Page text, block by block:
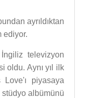
ayrıldıktan
ediyor.
televizyon
oldu. Aynı yıl ilk
piyasaya
stüdyo albümünü